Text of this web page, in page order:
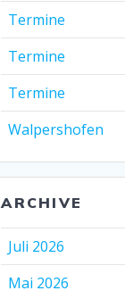
Termine
Termine
Termine
Walpershofen
ARCHIVE
Juli 2026
Mai 2026